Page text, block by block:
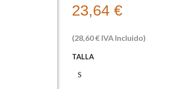
23,64 €
(28,60€ IVA Incluido)
TALLA